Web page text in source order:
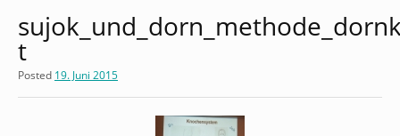
t
Posted 19. Juni 2015